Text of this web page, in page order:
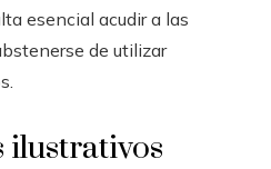
esencial acudir a las
de utilizar
ilustrativos